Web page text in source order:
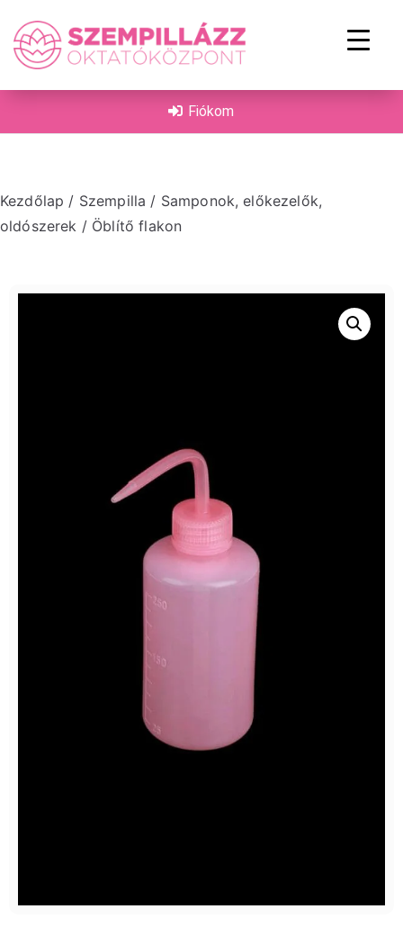
Fiókom
Kezdőlap / Szempilla / Samponok, előkezelők,
oldószerek / Öblítő flakon